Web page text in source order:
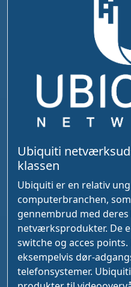
Ubiquiti
klassen
Ubiquiti er en relativ
computerbranchen,
gennembrud med
netværksprodukter. De
switche og acces
eksempelvis dør-
telefonsystemer.